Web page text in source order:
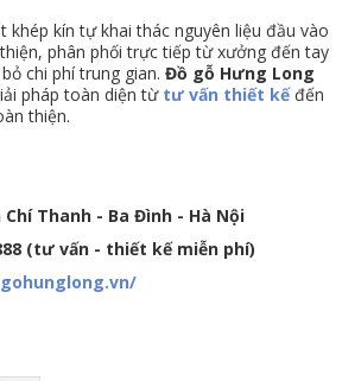
khép kín tự khai thác nguyên liệu đầu vào
phân phối trực tiếp từ xưởng đến tay
chi phí trung gian. Đồ gỗ Hưng Long
pháp toàn diện từ tư vấn thiết kếđến
thiện.
Thanh - Ba Đình - Hà Nội
(tư vấn - thiết kế miễn phí)